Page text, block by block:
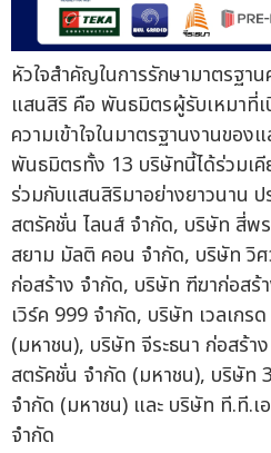
หัวใจสำคัญในการรักษามาตรฐ
แสนสิริ คือ พันธมิตรผู้รับเหมาที่
ความเข้าใจในมาตรฐานงานของ
พันธมิตรทั้ง 13 บริษัทนี้ได้ร่วมเ
ร่วมกับแสนสิริมาอย่างยาวนาน
สตรัคชั่น ไลนส์ จำกัด, บริษัท สี่พ
สยาม มัลติ คอน จำกัด, บริษัท วิ
ก่อสร้าง จำกัด, บริษัท ฑีฆาก่อส
เวิร์ค 999 จำกัด, บริษัท เวลเกร
(มหาชน), บริษัท จีระธนา ก่อสร้า
สตรัคชั่น จำกัด (มหาชน), บริษัท
จำกัด (มหาชน) และ บริษัท ที.ที.เ
จำกัด